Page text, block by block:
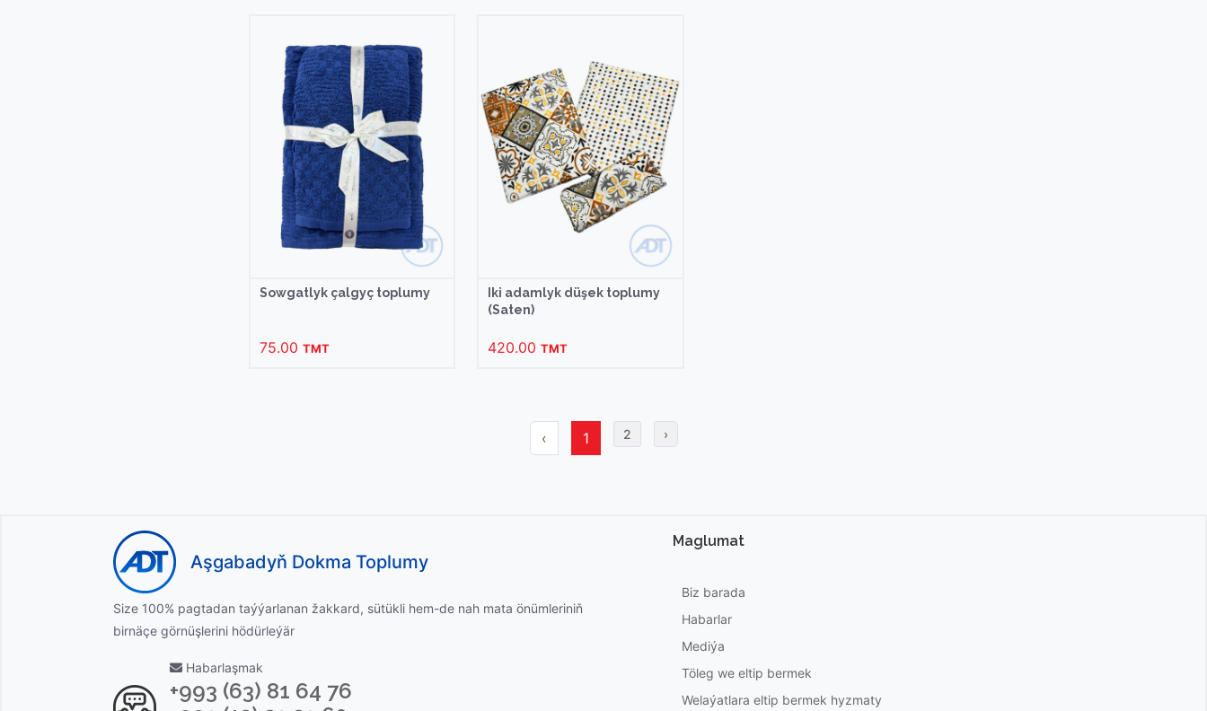
Sowgatlyk çalgyç toplumy
75.00TMT
Iki adamlyk düşek toplumy
(Saten)
420.00TMT
‹ 1 2 ›
Aşgabadyň Dokma Toplumy
Size 100% pagtadan taýýarlanan žakkard, sütükli hem-de nah mata önümleriniň
birnäçe görnüşlerini hödürleýär
Habarlaşmak
+993 (63) 81 64 76
Maglumat
Biz barada
Habarlar
Mediýa
Töleg we eltip bermek
Welaýatlara eltip bermek hyzmaty